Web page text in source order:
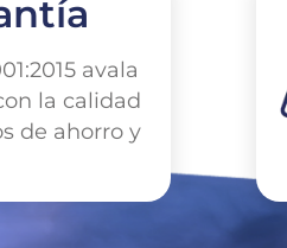
avala
la calidad
de ahorro y